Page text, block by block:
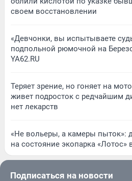
своем восстановлении
«Девчонки, вы испытываете
подпольной рюмочной на
YA62.RU
Теряет зрение, но гоняет на
живет подросток с редчайшим
нет лекарств
«Не вольеры, а камеры пыток»:
на состояние экопарка «Лотос»
Подписаться на новости